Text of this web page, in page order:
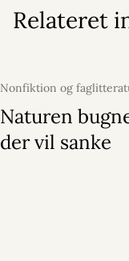
Relateret
Nonfiktion og
Naturen
der vil sanke